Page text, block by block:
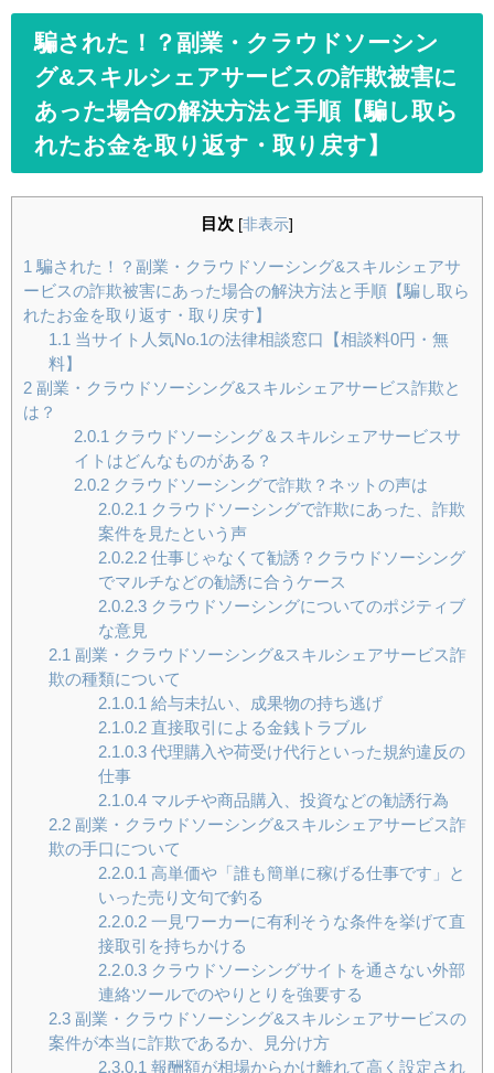
騙された！？副業・クラウドソーシン
グ&スキルシェアサービスの詐欺被害に
あった場合の解決方法と手順【騙し取ら
れたお金を取り返す・取り戻す】
目次 [非表示]
1 騙された！？副業・クラウドソーシング&スキルシェアサ
ービスの詐欺被害にあった場合の解決方法と手順【騙し取ら
れたお金を取り返す・取り戻す】
1.1 当サイト人気No.1の法律相談窓口【相談料0円・無
料】
2 副業・クラウドソーシング&スキルシェアサービス詐欺と
は？
2.0.1
クラウドソーシング＆スキルシェアサービスサ
イトはどんなものがある？
2.0.2クラウドソーシングで詐欺？ネットの声は
2.0.2.1
クラウドソーシングで詐欺にあった、詐欺
案件を見たという声
2.0.2.2 仕事じゃなくて勧誘？クラウドソーシング
でマルチなどの勧誘に合うケース
2.0.2.3 クラウドソーシングについてのポジティブ
な意見
2.1 副業・クラウドソーシング&スキルシェアサービス詐
欺の種類について
2.1.0.1 給与未払い、成果物の持ち逃げ
2.1.0.2 直接取引による金銭トラブル
2.1.0.3 代理購入や荷受け代行といった規約違反の
仕事
2.1.0.4 マルチや商品購入、投資などの勧誘行為
2.2副業・クラウドソーシング&スキルシェアサービス詐
欺の手口について
2.2.0.1 高単価や「誰も簡単に稼げる仕事です」と
いった売り文句で釣る
2.2.0.2 一見ワーカーに有利そうな条件を挙げて直
接取引を持ちかける
2.2.0.3 クラウドソーシングサイトを通さない外部
連絡ツールでのやりとりを強要する
2.3副業・クラウドソーシング&スキルシェアサービスの
案件が本当に詐欺であるか、見分け方
2.3.0.1 報酬額が相場からかけ離れて高く設定され